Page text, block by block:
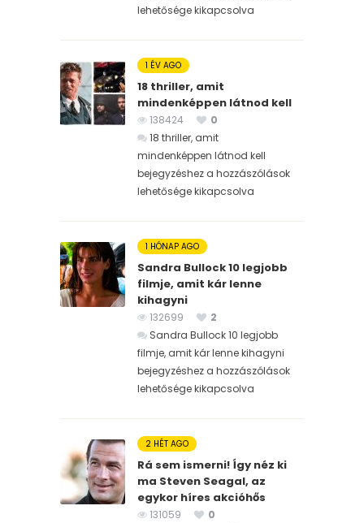
lehetősége kikapcsolva
1 ÉV AGO
18 thriller, amit
mindenképpen látnod kell
138424
0
18 thriller, amit
mindenképpen látnod kell
bejegyzéshez a hozzászólások
lehetősége kikapcsolva
1 HÓNAP AGO
Sandra Bullock 10 legjobb
filmje, amit kár lenne
kihagyni
132699
2
Sandra Bullock 10 legjobb
filmje, amit kár lenne kihagyni
bejegyzéshez a hozzászólások
lehetősége kikapcsolva
2 HÉT AGO
Rá sem ismerni! Így néz ki
ma Steven Seagal, az
egykor híres akcióhős
131059
0